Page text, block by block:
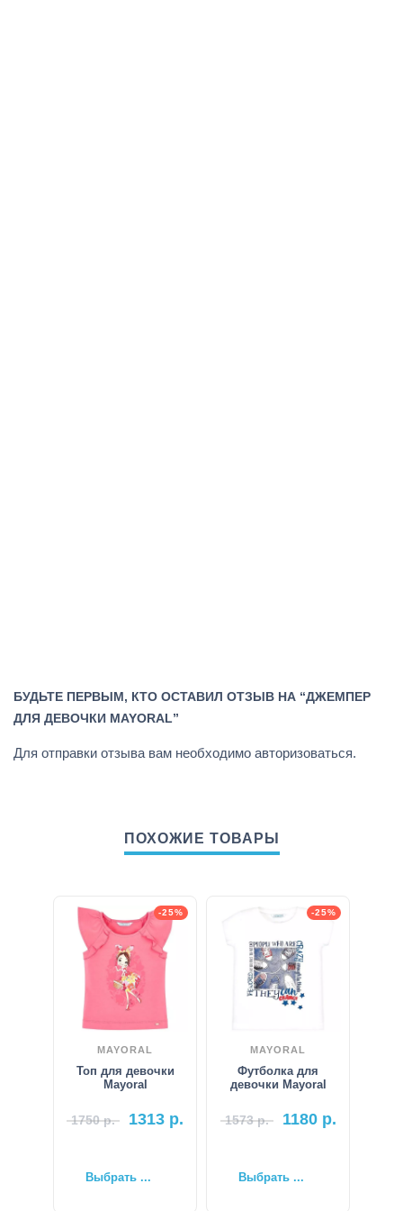
БУДЬТЕ ПЕРВЫМ, КТО ОСТАВИЛ ОТЗЫВ НА “ДЖЕМПЕР
ДЛЯ ДЕВОЧКИ MAYORAL”
Для отправки отзыва вам необходимо авторизоваться.
ПОХОЖИЕ ТОВАРЫ
-25%
MAYORAL
Топ для девочки
Mayoral
1750р. 1313 р.
Выбрать ...
-25%
MAYORAL
Футболка для
девочки Mayoral
1573р. 1180р.
Выбрать ...